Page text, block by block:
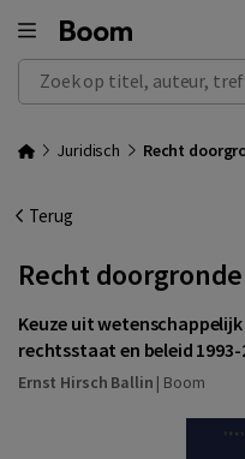
Zoek op titel, auteur,
Juridisch Recht
Terug
Recht
Keuze uit
rechtsstaat en beleid 1993-
Ernst Hirsch Ballin | Boom